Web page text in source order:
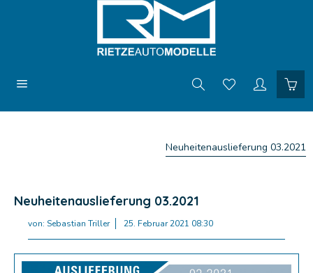
Neuheitenauslieferung 03.2021
Neuheitenauslieferung 03.2021
von: Sebastian Triller 25. Februar 2021 08:30